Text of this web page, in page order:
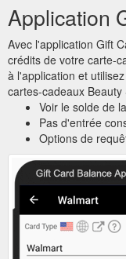
Application
Avec l'application Gift
crédits de votre carte-
à l'application et
cartes-cadeaux
Voir le solde de
Pas d'entrée
Options de